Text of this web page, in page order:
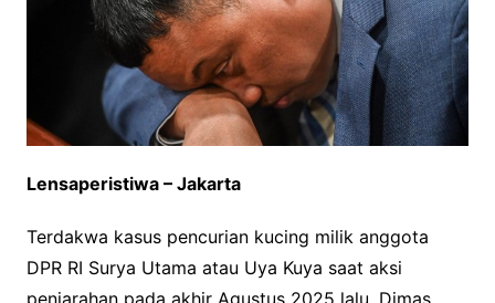
Lensaperistiwa – Jakarta
Terdakwa kasus pencurian kucing milik anggota
DPR RI Surya Utama atau Uya Kuya saat aksi